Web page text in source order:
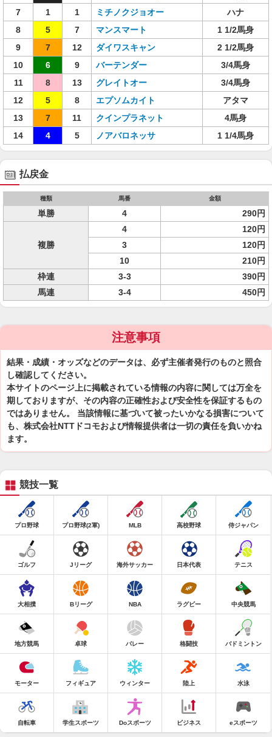
7
1 1 ミチノクジョオー
ハナ
8
5 7 マンスマート
1 1/2馬身
9
7 12 ダイワスキャン
2 1/2馬身
10
6 9 バーテンダー
3/4馬身
11
8 13 グレイトオー
3/4馬身
12
5 8 エプソムカイト
アタマ
13
7 11 クインプラネット
4馬身
14
4 5 ノアバロネッサ 1 1/4馬身
払戻金
種類 馬番 金額
単勝 4 290円
複勝
4
120円
3
120円
10
210円
枠連
3-3
390円
馬連
3-4 450円
注意事項
結果・成績・オッズなどのデータは、必ず主催者発行のものと照合
し確認してください。
本サイトのページ上に掲載されている情報の内容に関しては万全を
期しておりますが、その内容の正確性および安全性を保証するもの
ではありません。 当該情報に基づいて被ったいかなる損害について
も、株式会社NTTドコモおよび情報提供者は一切の責任を負いかね
ます。
競技一覧
プロ野球 プロ野球(2軍) MLB 高校野球 侍ジャパン
ゴルフ Jリーグ 海外サッカー 日本代表 テニス
大相撲 Bリーグ NBA ラグビー 中央競馬
地方競馬 卓球 バレー 格闘技 バドミントン
モーター フィギュア ウィンター 陸上 水泳
自転車 学生スポーツ Doスポーツ ビジネス eスポーツ